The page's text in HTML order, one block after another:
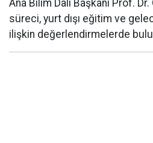
Ana Bilim Dalı Başkanı Prof.
süreci, yurt dışı eğitim ve
ilişkin değerlendirmelerde